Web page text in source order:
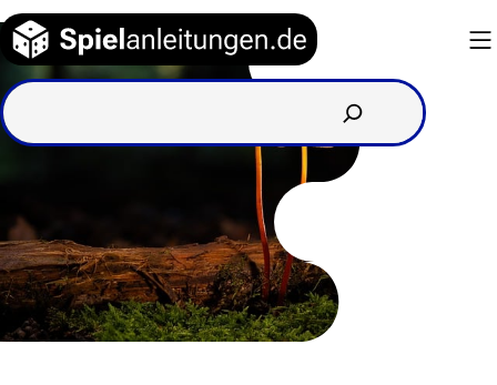
Zum
Inhalt
springen